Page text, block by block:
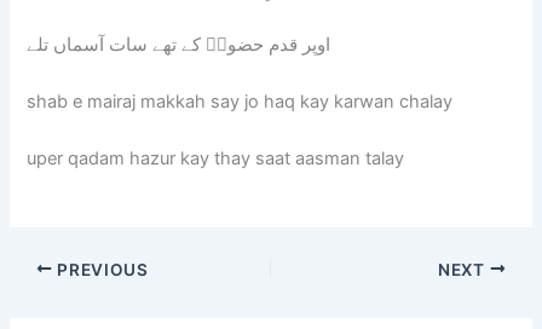
اوپر قدم حضورؐ کے تھے سات آسماں تلے
shab e mairaj makkah say jo haq kay karwan chalay
uper qadam hazur kay thay saat aasman talay
PREVIOUS NEXT